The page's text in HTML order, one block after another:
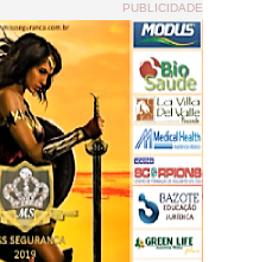
PUBLICIDADE